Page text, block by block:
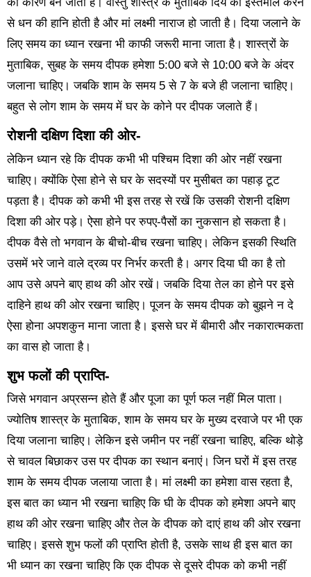
से धन की हानि होती है और मां लक्ष्मी नाराज हो जाती है। दिया जलाने के
लिए समय का ध्यान रखना भी काफी जरूरी माना जाता है। शास्त्रों के
मुताबिक, सुबह के समय दीपक हमेशा 5:00 बजे से 10:00 बजे के अंदर
जलाना चाहिए। जबकि शाम के समय 5 से 7 के बजे ही जलाना चाहिए।
बहुत से लोग शाम के समय में घर के कोने पर दीपक जलाते हैं।
रोशनी दक्षिण दिशा की ओर-
लेकिन ध्यान रहे कि दीपक कभी भी पश्चिम दिशा की ओर नहीं रखना
चाहिए। क्योंकि ऐसा होने से घर के सदस्यों पर मुसीबत का पहाड़ टूट
पड़ता है। दीपक को कभी भी इस तरह से रखें कि उसकी रोशनी दक्षिण
दिशा की ओर पड़े। ऐसा होने पर रुपए-पैसों का नुकसान हो सकता है।
दीपक वैसे तो भगवान के बीचो-बीच रखना चाहिए। लेकिन इसकी स्थिति
उसमें भरे जाने वाले द्रव्य पर निर्भर करती है। अगर दिया घी का है तो
आप उसे अपने बाए हाथ की ओर रखें। जबकि दिया तेल का होने पर इसे
दाहिने हाथ की ओर रखना चाहिए। पूजन के समय दीपक को बुझने न दे
ऐसा होना अपशकुन माना जाता है। इससे घर में बीमारी और नकारात्मकता
का वास हो जाता है।
शुभ फलों की प्राप्ति-
जिसे भगवान अप्रसन्न होते हैं और पूजा का पूर्ण फल नहीं मिल पाता।
ज्योतिष शास्त्र के मुताबिक, शाम के समय घर के मुख्य दरवाजे पर भी एक
दिया जलाना चाहिए। लेकिन इसे जमीन पर नहीं रखना चाहिए, बल्कि थोड़े
से चावल बिछाकर उस पर दीपक का स्थान बनाएं। जिन घरों में इस तरह
शाम के समय दीपक जलाया जाता है। मां लक्ष्मी का हमेशा वास रहता है,
इस बात का ध्यान भी रखना चाहिए कि घी के दीपक को हमेशा अपने बाए
हाथ की ओर रखना चाहिए और तेल के दीपक को दाएं हाथ की ओर रखना
चाहिए। इससे शुभ फलों की प्राप्ति होती है, उसके साथ ही इस बात का
भी ध्यान का रखना चाहिए कि एक दीपक से दूसरे दीपक को कभी नहीं